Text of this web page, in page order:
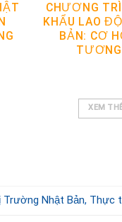
CHƯƠNG
KHẨU LAO
BẢN: CƠ
TƯƠNG
XEM
Trường Nhật Bản, Thực